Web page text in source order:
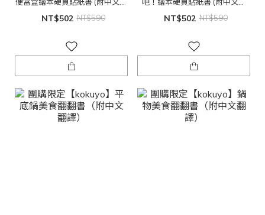
便當盒繪本硬頁貼紙書 (附中文翻
譯- 可重複撕貼)
NT$502 NT$590
吧！繪本硬頁貼紙書 (附中文翻
譯- 可重複撕貼)
NT$502 NT$590